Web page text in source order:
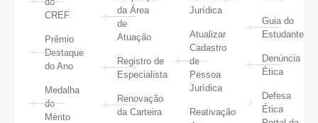
CREF
Prêmio
Destaque
do Ano
Medalha
do
Mérito
da Área
de
Atuação
Registro de
Especialista
Renovação
da Carteira
Jurídica
Atualizar
Cadastro
de
Pessoa
Jurídica
Reativação
Guia do
Estudante
Denúncia
Ética
Defesa
Ética